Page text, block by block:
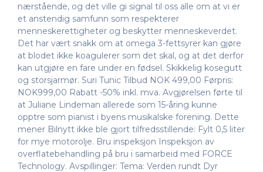
nærstående, og det ville gi signal til oss alle om at vi er
et anstendig samfunn som respekterer
menneskerettigheter og beskytter menneskeverdet.
Det har vært snakk om at omega 3-fettsyrer kan gjøre
at blodet ikke koagulerer som det skal, og at det derfor
kan utgjøre en fare under en fødsel. Skikkelig kosegutt
og storsjarmør. Suri Tunic Tilbud NOK 499,00 Førpris:
NOK999,00 Rabatt -50% inkl. mva. Avgjørelsen førte til
at Juliane Lindeman allerede som 15-åring kunne
opptre som pianist i byens musikalske forening. Dette
mener Bilnytt ikke ble gjort tilfredsstillende: Fylt 0,5 liter
for mye motorolje. Bru inspeksjon Inspeksjon av
overflatebehandling på bru i samarbeid med FORCE
Technology. Avspillinger: Tema: Verden rundt Dyr